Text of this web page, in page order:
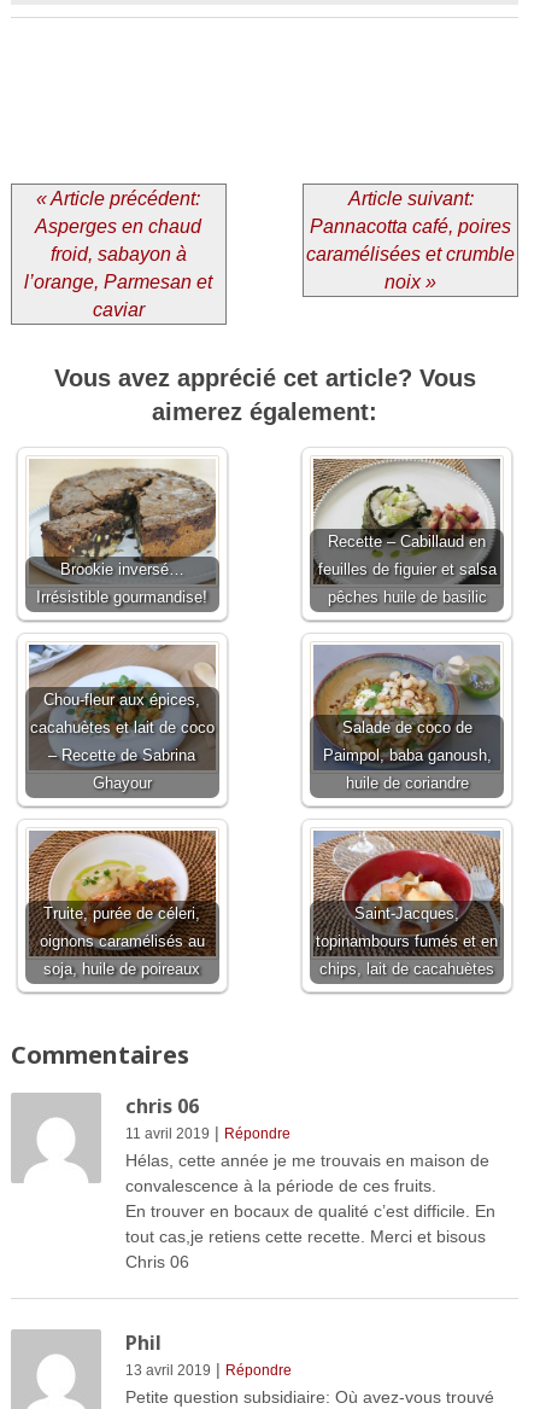
« Article précédent:
Asperges en chaud
froid, sabayon à
l’orange, Parmesan et
caviar
Article suivant:
Pannacotta café, poires
caramélisées et crumble
noix »
Vous avez apprécié cet article? Vous
aimerez également:
Brookie inversé…
Irrésistible gourmandise!
Recette – Cabillaud en
feuilles de figuier et salsa
pêches huile de basilic
Chou-fleur aux épices,
cacahuètes et lait de coco
– Recette de Sabrina
Ghayour
Salade de coco de
Paimpol, baba ganoush,
huile de coriandre
Truite, purée de céleri,
oignons caramélisés au
soja, huile de poireaux
Saint-Jacques,
topinambours fumés et en
chips, lait de cacahuètes
Commentaires
chris 06
11 avril 2019 | Répondre
Hélas, cette année je me trouvais en maison de
convalescence à la période de ces fruits.
En trouver en bocaux de qualité c’est difficile. En
tout cas,je retiens cette recette. Merci et bisous
Chris 06
Phil
13 avril 2019 | Répondre
Petite question subsidiaire: Où avez-vous trouvé